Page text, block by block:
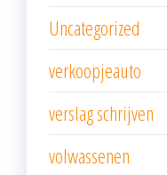
Uncategorized
verkoopjeauto
verslag schrijven
volwassenen